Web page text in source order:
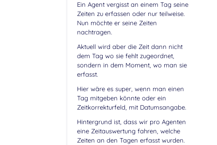
Ein Agent vergisst an einem Tag seine
Zeiten zu erfassen oder nur teilweise.
Nun möchte er seine Zeiten
nachtragen.
Aktuell wird aber die Zeit dann nicht
dem Tag wo sie fehlt zugeordnet,
sondern in dem Moment, wo man sie
erfasst.
Hier wäre es super, wenn man einen
Tag mitgeben könnte oder ein
Zeitkorrekturfeld, mit Datumsangabe.
Hintergrund ist, dass wir pro Agenten
eine Zeitauswertung fahren, welche
Zeiten an den Tagen erfasst wurden.